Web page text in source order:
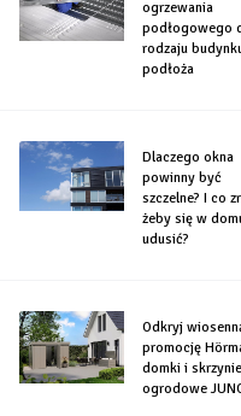
Jak dobrać
ogrzewania
podłogowego
rodzaju budynku
Dlaczego okna
powinny być
szczelne? I co
żeby się w domu
Odkryj
promocję
domki i